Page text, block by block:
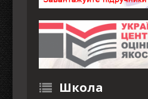
Школа